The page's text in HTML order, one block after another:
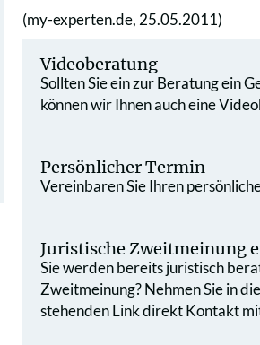
(my-experten.de, 25.05.2011)
Videoberatung
Sollten Sie ein zur Beratung ein
können wir Ihnen auch eine
Persönlicher Termin
Vereinbaren Sie Ihren
Juristische Zweit­meinung
Sie werden bereits juristisch
Zweit­meinung? Nehmen Sie in
stehenden Link direkt Kontakt